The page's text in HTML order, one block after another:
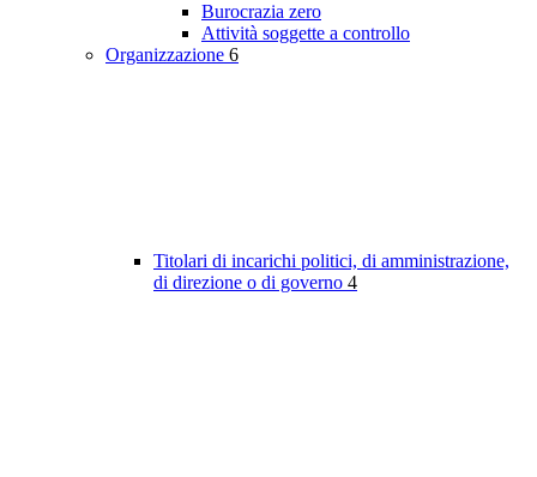
Burocrazia zero
Attività soggette a controllo
Organizzazione 6
Titolari di incarichi politici, di amministrazione,
di direzione o di governo 4